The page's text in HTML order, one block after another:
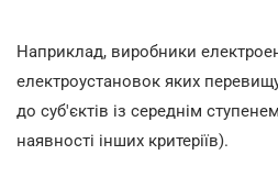
Наприклад, виробники
електроустановок яких
до суб'єктів із середнім
наявності інших критеріїв).